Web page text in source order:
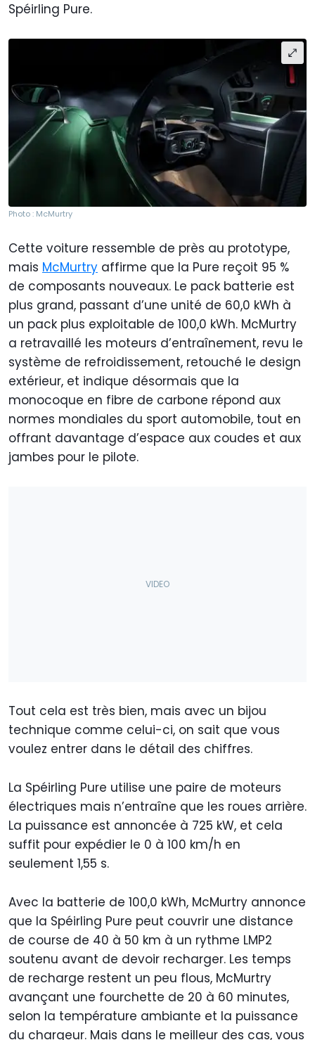
Spéirling Pure.
Photo : McMurtry
Cette voiture ressemble de près au prototype,
mais McMurtry affirme que la Pure reçoit 95 %
de composants nouveaux. Le pack batterie est
plus grand, passant d’une unité de 60,0 kWh à
un pack plus exploitable de 100,0 kWh. McMurtry
a retravaillé les moteurs d’entraînement, revu le
système de refroidissement, retouché le design
extérieur, et indique désormais que la
monocoque en fibre de carbone répond aux
normes mondiales du sport automobile, tout en
offrant davantage d’espace aux coudes et aux
jambes pour le pilote.
Tout cela est très bien, mais avec un bijou
technique comme celui-ci, on sait que vous
voulez entrer dans le détail des chiffres.
La Spéirling Pure utilise une paire de moteurs
électriques mais n’entraîne que les roues arrière.
La puissance est annoncée à 725 kW, et cela
suffit pour expédier le 0 à 100 km/h en
seulement 1,55 s.
Avec la batterie de 100,0 kWh, McMurtry annonce
que la Spéirling Pure peut couvrir une distance
de course de 40 à 50 km à un rythme LMP2
soutenu avant de devoir recharger. Les temps
de recharge restent un peu flous, McMurtry
avançant une fourchette de 20 à 60 minutes,
selon la température ambiante et la puissance
du chargeur. Mais dans le meilleur des cas, vous